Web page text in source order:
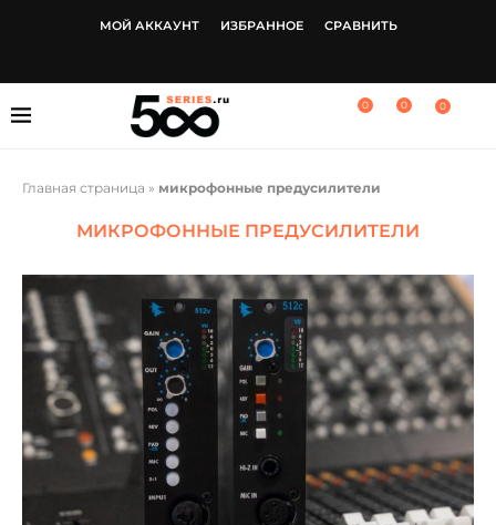
МОЙ АККАУНТ ИЗБРАННОЕ СРАВНИТЬ
0
0
0
Главная страница » микрофонные предусилители
МИКРОФОННЫЕ ПРЕДУСИЛИТЕЛИ